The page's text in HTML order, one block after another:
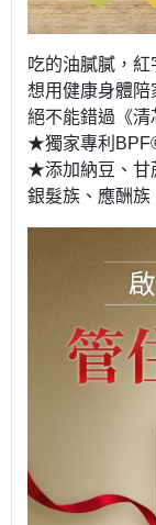
吃的油膩膩，紅
想用健康身體陪
絕不能錯過《清
★獨家專利
★添加納豆、甘
銀髮族、應酬族